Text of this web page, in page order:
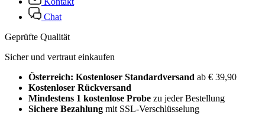
Chat
Geprüfte Qualität
Sicher und vertraut einkaufen
Österreich: Kostenloser Standardversand ab € 39,90
Kostenloser Rückversand
Mindestens 1 kostenlose Probe zu jeder Bestellung
Sichere Bezahlung mit SSL-Verschlüsselung